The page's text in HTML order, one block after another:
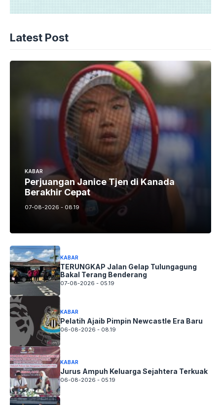
Latest Post
KABAR
Perjuangan Janice Tjen di Kanada
Berakhir Cepat
07-08-2026 - 08.19
KABAR
TERUNGKAP Jalan Gelap Tulungagung
Bakal Terang Benderang
07-08-2026 - 05.19
KABAR
Pelatih Ajaib Pimpin Newcastle Era Baru
06-08-2026 - 08.19
KABAR
Jurus Ampuh Keluarga Sejahtera Terkuak
06-08-2026 - 05.19